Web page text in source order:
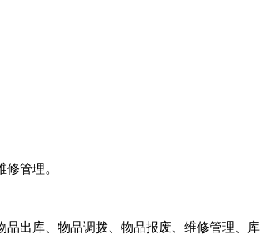
管理。
出库、物品调拨、物品报废、维修管理、